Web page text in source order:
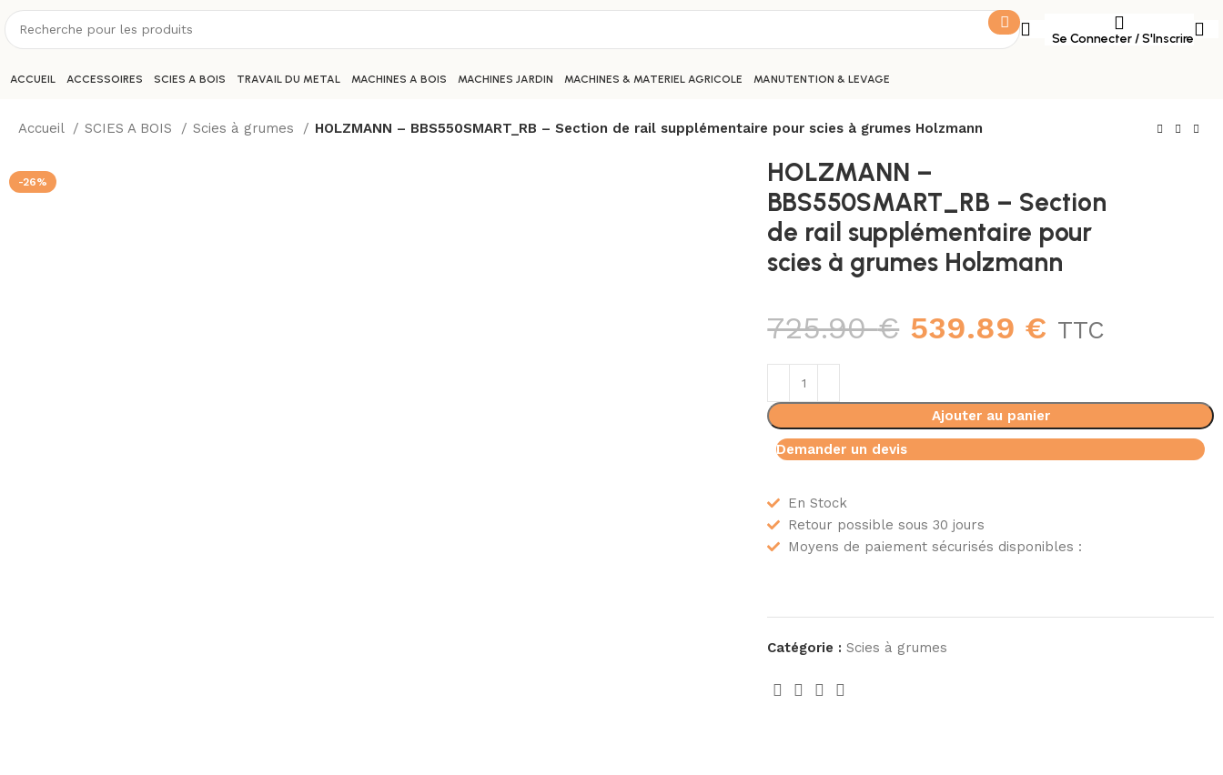
Se Connecter / S'Inscrire
ACCUEIL ACCESSOIRES SCIES A BOIS TRAVAIL DU METAL MACHINES A BOIS MACHINES JARDIN MACHINES & MATERIEL AGRICOLE MANUTENTION & LEVAGE
Accueil SCIES A BOIS Scies à grumes HOLZMANN – BBS550SMART_RB – Section de rail supplémentaire pour scies à grumes Holzmann
-26%
HOLZMANN –
BBS550SMART_RB – Section
de rail supplémentaire pour
scies à grumes Holzmann
725.90€ 539.89 € TTC
Ajouter au panier
Demander un devis
En Stock
Retour possible sous 30 jours
Moyens de paiement sécurisés disponibles :
Catégorie : Scies à grumes